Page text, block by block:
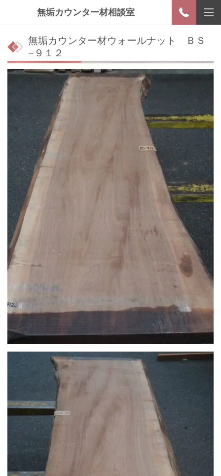
無垢カウンター材相談室
無垢カウンター材ウォールナット ＢＳ
−９１２